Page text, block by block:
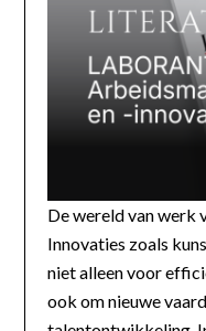
De wereld van werk
Innovaties zoals
niet alleen voor
ook om nieuwe